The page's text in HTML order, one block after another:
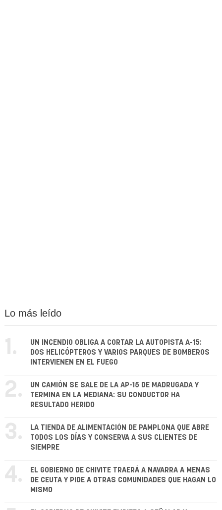
Lo más leído
1.
UN INCENDIO OBLIGA A CORTAR LA AUTOPISTA A-15:
DOS HELICÓPTEROS Y VARIOS PARQUES DE BOMBEROS
INTERVIENEN EN EL FUEGO
2.
UN CAMIÓN SE SALE DE LA AP-15 DE MADRUGADA Y
TERMINA EN LA MEDIANA: SU CONDUCTOR HA
RESULTADO HERIDO
3.
LA TIENDA DE ALIMENTACIÓN DE PAMPLONA QUE ABRE
TODOS LOS DÍAS Y CONSERVA A SUS CLIENTES DE
SIEMPRE
4.
EL GOBIERNO DE CHIVITE TRAERÁ A NAVARRA A MENAS
DE CEUTA Y PIDE A OTRAS COMUNIDADES QUE HAGAN LO
MISMO